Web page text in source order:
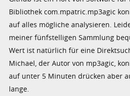
Bibliothek com.mpatric.mp3agic
auf alles mögliche analysieren.
meiner fünfstelligen Sammlung
Wert ist natürlich für eine
Michael, der Autor von mp3agic,
auf unter 5 Minuten drücken aber
lange.